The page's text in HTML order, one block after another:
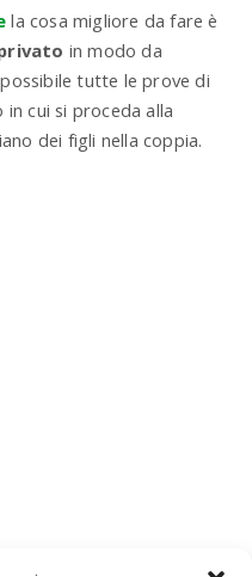
la cosa migliore da fare è
in modo da
tutte le prove di
in cui si proceda alla
dei figli nella coppia.